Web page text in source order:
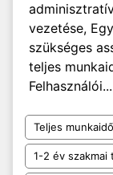
vezetése,
szükséges
teljes
Felhasználói...
Teljes
1-2 év szakmai